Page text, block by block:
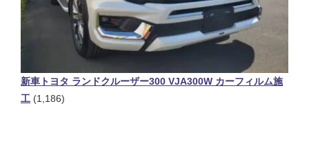
新車トヨタ ランドクルーザー300 VJA300W カーフィルム施
工 (1,186)